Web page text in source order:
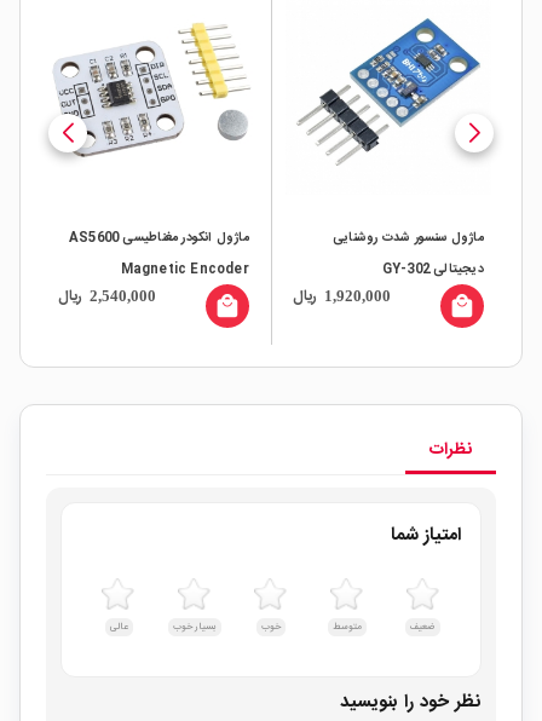
ماژول سنسور شدت روشنایی
دیجیتالی GY-302
1,920,000 ریال local_mall
ماژول انکودر مغناطیسی AS5600
Magnetic Encoder
2,540,000 ریال local_mall
نظرات
امتیاز شما
ضعیف متوسط خوب بسیار خوب عالی
نظر خود را بنویسید